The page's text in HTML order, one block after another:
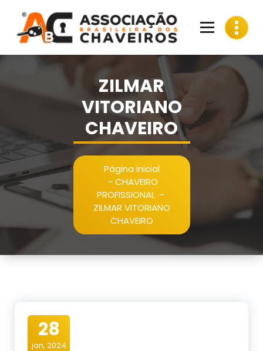
conteúdo
ZILMAR
VITORIANO
CHAVEIRO
Página inicial
- CHAVEIRO
PROFISSIONAL-
ZILMAR VITORIANO
CHAVEIRO
28
jan, 2024